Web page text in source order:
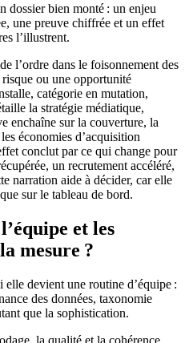
dossier bien monté : un enjeu
une preuve chiffrée et un effet
l’illustrent.
l’ordre dans le foisonnement des
ou une opportunité
catégorie en mutation,
la stratégie médiatique,
enchaîne sur la couverture, la
économies d’acquisition
conclut par ce qui change pour
un recrutement accéléré,
narration aide à décider, car elle
sur le tableau de bord.
et les
mesure ?
elle devient une routine d’équipe :
des données, taxonomie
que la sophistication.
la qualité et la cohérence